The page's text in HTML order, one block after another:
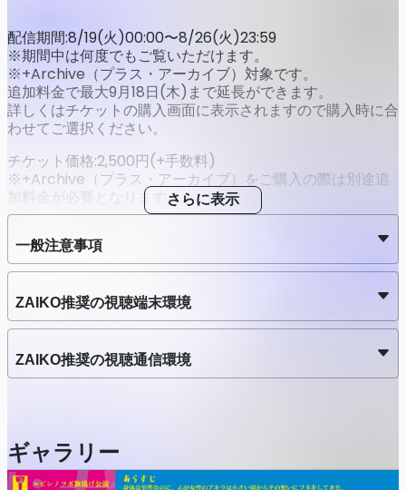
配信期間:8/19(火)00:00〜8/26(火)23:59
※期間中は何度でもご覧いただけます。
※+Archive（プラス・アーカイブ）対象です。
追加料金で最大9月18日(木)まで延長ができます。
詳しくはチケットの購入画面に表示されますので購入時に合
わせてご選択ください。
チケット価格:2,500円(+手数料)
※+Archive（プラス・アーカイブ）をご購入の際は別途追
加料金が必要となります。
-------------------------------------------
ルビンノツボ旗揚げ公演
『女の子になりたい？』
企画・演出：前田伸一郎
作：岡本麻里(singing dog)
音楽：入谷早紀
於 サンモールスタジオ
さらに表示
一般注意事項
ZAIKO推奨の視聴端末環境
ZAIKO推奨の視聴通信環境
ギャラリー